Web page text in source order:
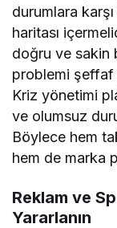
durumlara
haritası
doğru ve sakin
problemi şeffaf
Kriz yönetimi
ve olumsuz
Böylece hem
hem de marka
Reklam ve
Yararlanın